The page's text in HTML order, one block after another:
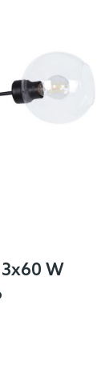
W